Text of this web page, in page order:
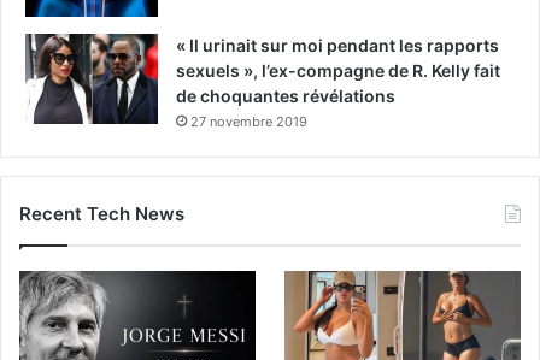
« Il urinait sur moi pendant les rapports
sexuels », l’ex-compagne de R. Kelly fait
de choquantes révélations
27 novembre 2019
Recent Tech News